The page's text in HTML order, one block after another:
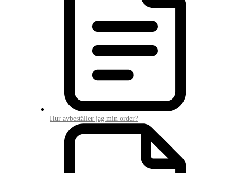
Hur avbeställer jag min order?